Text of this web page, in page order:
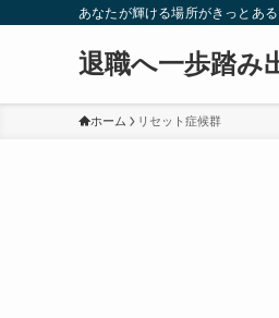
あなたが輝ける場所がきっとある
退職へ一歩踏み
ホーム リセット症候群